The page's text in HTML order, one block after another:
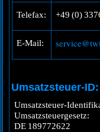
Telefax: +49 (0)
E-Mail:
Umsatzsteuer-ID:
Umsatzsteuer-
Umsatzsteuergesetz:
DE 189772622